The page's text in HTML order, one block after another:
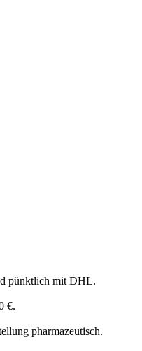
pünktlich mit DHL.
€.
pharmazeutisch.